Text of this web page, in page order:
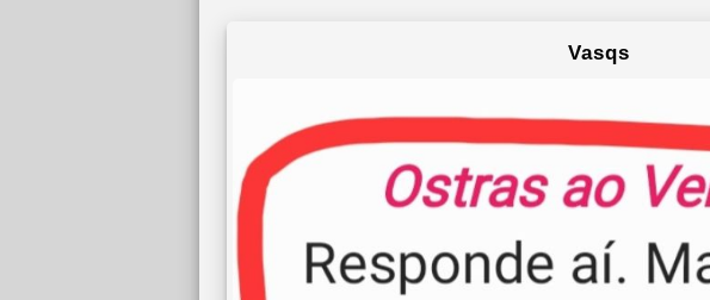
Vasqs